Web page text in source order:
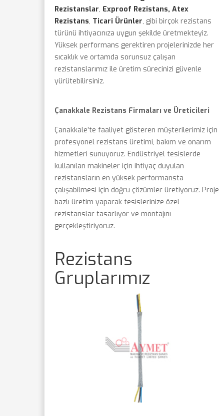
Rezistanslar, Exproof Rezistans, Atex
Rezistans, Ticari Ürünler, gibi birçok rezistans
türünü ihtiyacınıza uygun şekilde üretmekteyiz.
Yüksek performans gerektiren projelerinizde her
sıcaklık ve ortamda sorunsuz çalışan
rezistanslarımız ile üretim sürecinizi güvenle
yürütebilirsiniz.
Çanakkale Rezistans Firmaları ve Üreticileri
Çanakkale’te faaliyet gösteren müşterilerimiz için
profesyonel rezistans üretimi, bakım ve onarım
hizmetleri sunuyoruz. Endüstriyel tesislerde
kullanılan makineler için ihtiyaç duyulan
rezistansların en yüksek performansta
çalışabilmesi için doğru çözümler üretiyoruz. Proje
bazlı üretim yaparak tesislerinize özel
rezistanslar tasarlıyor ve montajını
gerçekleştiriyoruz.
Rezistans
Gruplarımız